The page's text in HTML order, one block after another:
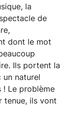
la
de
dont le mot
Ils portent la
naturel
! Le problème
tenue, ils vont